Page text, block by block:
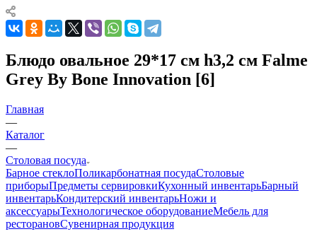
Блюдо овальное 29*17 см h3,2 см Falme
Grey By Bone Innovation [6]
Главная
—
Каталог
—
Столовая посуда
Барное стеклоПоликарбонатная посудаСтоловые
приборыПредметы сервировкиКухонный инвентарьБарный
инвентарьКондитерский инвентарьНожи и
аксессуарыТехнологическое оборудованиеМебель для
ресторановСувенирная продукция